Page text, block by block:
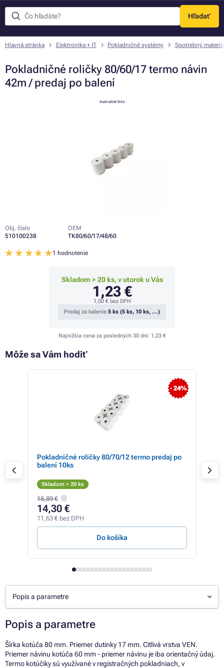
Hľadať
Menu
Hlavná stránka Elektronika + IT Pokladničné systémy Spotrebný
Pokladničné roličky 80/60/17 termo návin
42m / predaj po balení
ilustračné foto
Obj. číslo
510100238
OEM
TK80/60/17/48/60
1 hodnotenie
Skladom > 20 ks, v utorok u Vás
1,23 €
1,00 €bez DPH
Predaj za balenie 5 ks (5 ks, 10 ks, ...)
Najnižšia cena za posledných 30 dní: 1,23 €
Môže sa Vám hodiť
- 24%
Pokladničné roličky 80/70/12 termo predaj po
balení 10ks
Skladom > 20 ks
18,89 €
14,30 €
11,63 € bez DPH
Do košíka
Popis a parametre
Popis a parametre
Šírka kotúča 80 mm. Priemer dutinky 17 mm. Citlivá vrstva VEN.
Priemer návinu kotúča 60 mm - priemer návinu je iba orientačný údaj.
Termo kotúčiky sú využívané v registračných pokladniach, v